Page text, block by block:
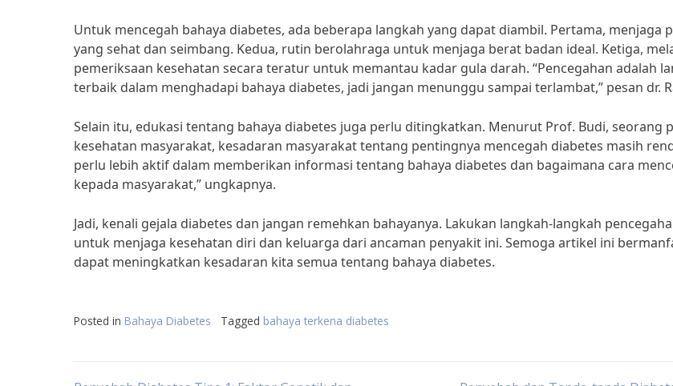
Untuk mencegah bahaya diabetes, ada beberapa langkah yang dapat diambil. Pertama, menjaga
yang sehat dan seimbang. Kedua, rutin berolahraga untuk menjaga berat badan ideal. Ketiga,
pemeriksaan kesehatan secara teratur untuk memantau kadar gula darah. “Pencegahan adalah
terbaik dalam menghadapi bahaya diabetes, jadi jangan menunggu sampai terlambat,” pesan dr.
Selain itu, edukasi tentang bahaya diabetes juga perlu ditingkatkan. Menurut Prof. Budi, seorang
kesehatan masyarakat, kesadaran masyarakat tentang pentingnya mencegah diabetes masih
perlu lebih aktif dalam memberikan informasi tentang bahaya diabetes dan bagaimana cara
kepada masyarakat,” ungkapnya.
Jadi, kenali gejala diabetes dan jangan remehkan bahayanya. Lakukan langkah-langkah
untuk menjaga kesehatan diri dan keluarga dari ancaman penyakit ini. Semoga artikel ini
dapat meningkatkan kesadaran kita semua tentang bahaya diabetes.
Posted in Bahaya Diabetes Tagged bahaya terkena diabetes